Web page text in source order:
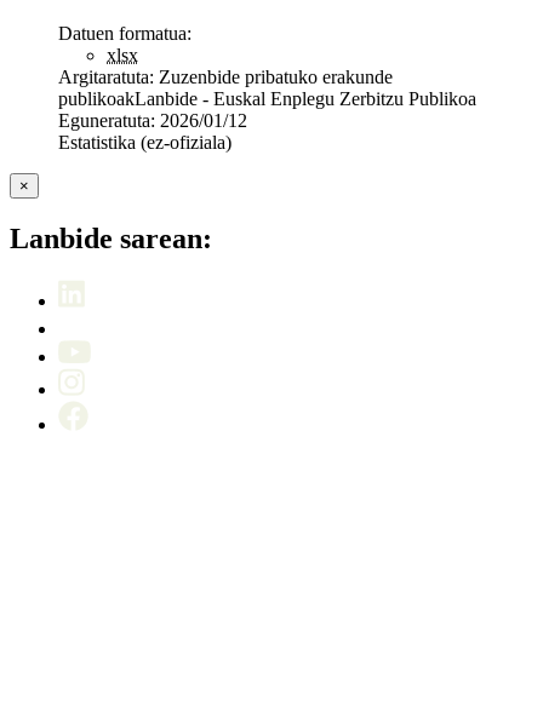
Datuen formatua:
xlsx
Argitaratuta: Zuzenbide pribatuko erakunde
publikoakLanbide - Euskal Enplegu Zerbitzu Publikoa
Eguneratuta: 2026/01/12
Estatistika (ez-ofiziala)
×
Lanbide sarean: